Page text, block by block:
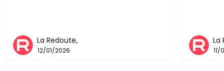
La Redoute,
12/01/2026
La
11/